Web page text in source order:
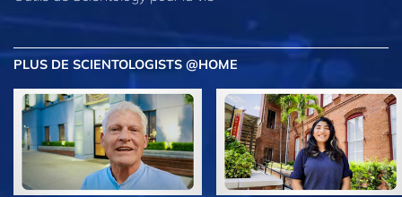
PLUS DE SCIENTOLOGISTS @HOME